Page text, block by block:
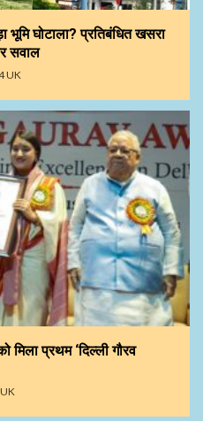
घोटाला? प्रतिबंधित खसरा
सवाल
UK
मिला प्रथम ‘दिल्ली गौरव